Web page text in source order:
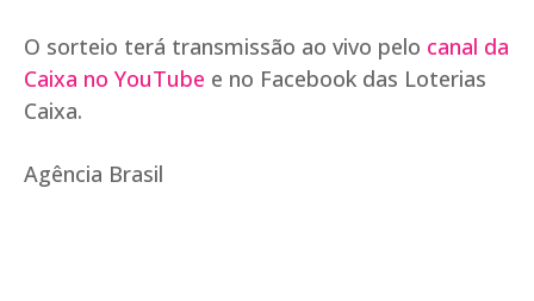
O sorteio terá transmissão ao vivo pelo canal da
Caixa no YouTube e no Facebook das Loterias
Caixa.
Agência Brasil